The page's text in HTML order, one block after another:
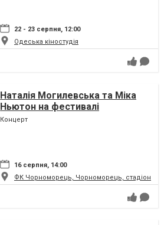
22 - 23 серпня, 12:00
Одеська кіностудія
Наталія Могилевська та Міка
Ньютон на фестивалі
"Покоління"
Концерт
16 серпня, 14:00
ФК Чорноморець, Чорноморець, стадіон